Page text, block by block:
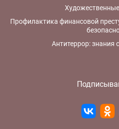
Профилактика финансовой
Антитеррор: знания